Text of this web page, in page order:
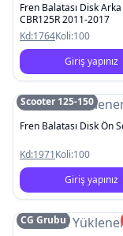
Fren Balatası Disk
CBR125R 2011-2017
Kd:1764Koli:100
Giriş yapınız
Resim
Scooter 125-150
Fren Balatası Disk Ön
Kd:1971Koli:100
Giriş yapınız
Resim
CG Grubu